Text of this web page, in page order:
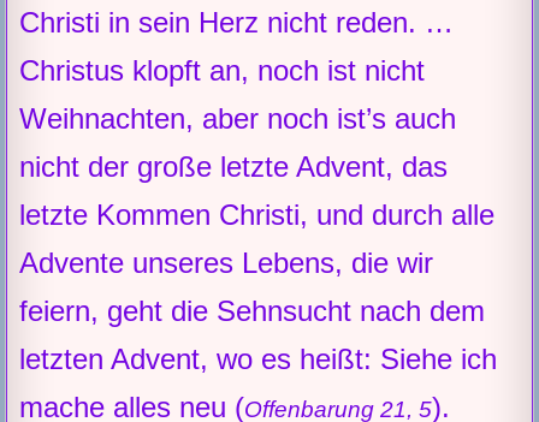
Christi in sein Herz nicht reden. …
Christus klopft an, noch ist nicht
Weihnachten, aber noch ist’s auch
nicht der große letzte Advent, das
letzte Kommen Christi, und durch alle
Advente unseres Lebens, die wir
feiern, geht die Sehnsucht nach dem
letzten Advent, wo es heißt: Siehe ich
mache alles neu (Offenbarung 21, 5).